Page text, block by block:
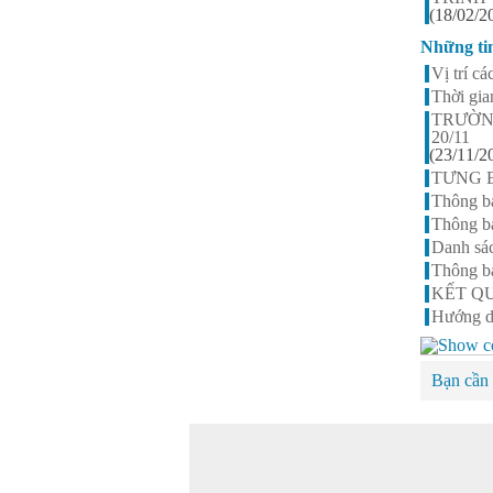
(18/02/
Những
Vị trí
Thời
20/11
(23/11/
TƯNG
Thông
Thông
Danh
Thông
KẾT
Hướng
Bạn cần